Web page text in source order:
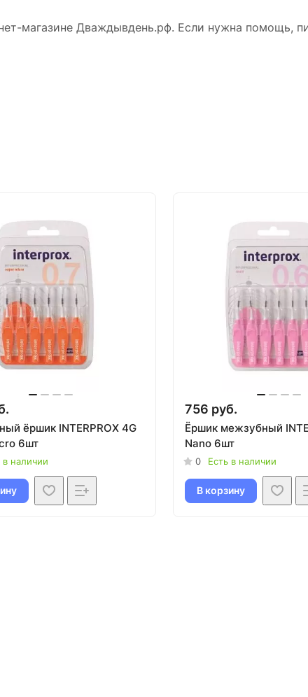
магазине Дваждывдень.рф. Если нужна помощь,
ёршик INTERPROX 4G
6шт
в наличии
756 руб.
Ёршик межзубный
Nano 6шт
0 Есть в наличии
В корзину